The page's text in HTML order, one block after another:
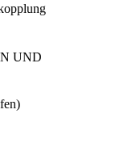
UND